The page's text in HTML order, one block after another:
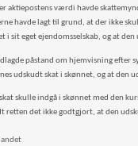
aktiepostens værdi havde
havde lagt til grund, at der ikke
i sit eget ejendomsselskab, og at
påstand om hjemvisning efter
udskudt skat i skønnet, og at den
skulle indgå i skønnet med den
retten det ikke godtgjort, at den